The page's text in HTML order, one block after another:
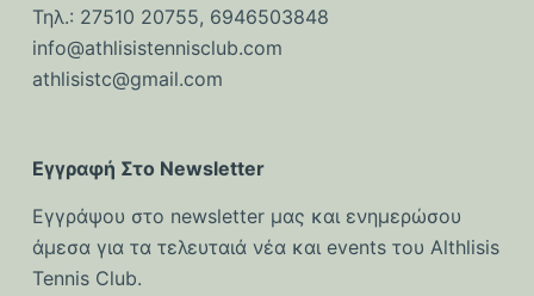
Τηλ.: 27510 20755, 6946503848
info@athlisistennisclub.com
athlisistc@gmail.com
Εγγραφή Στο Newsletter
Εγγράψου στο newsletter μας και ενημερώσου
άμεσα για τα τελευταιά νέα και events του Althlisis
Tennis Club.